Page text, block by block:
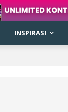
INSPIRASI